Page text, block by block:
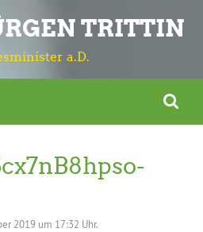
TRITTIN
a.D.
2019 um 17:32 Uhr.